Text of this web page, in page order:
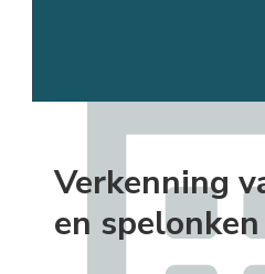
Verkenning
en